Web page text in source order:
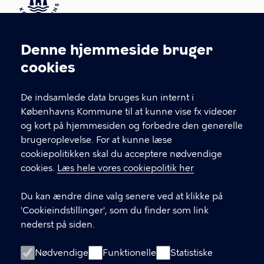
Cookieindstillinger
Denne hjemmeside bruger
cookies
De indsamlede data bruges kun internt i
Københavns Kommune til at kunne vise fx videoer
og kort på hjemmesiden og forbedre den generelle
brugeroplevelse. For at kunne læse
cookiepolitikken skal du acceptere nødvendige
cookies. Læs hele vores cookiepolitik her
Du kan ændre dine valg senere ved at klikke på
'Cookieindstillinger', som du finder som link
nederst på siden.
Nødvendige Funktionelle Statistiske
Kontakt Københavns Kommune
T
fFind andre kontakter her
CVR-nummer64942212
GENVEJE
Digital Post
Databeskyttelse
Tilgængelighedserklæring